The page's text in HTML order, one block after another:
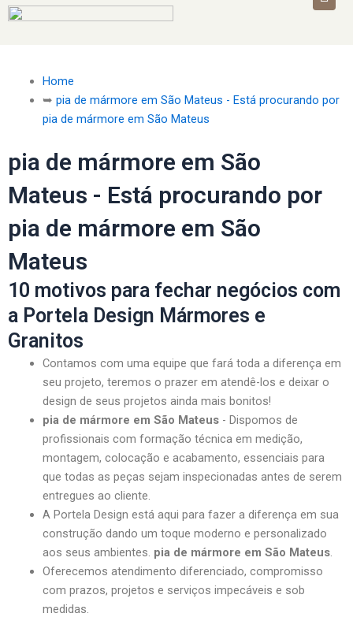
Home
➥ pia de mármore em São Mateus - Está procurando por
pia de mármore em São Mateus
pia de mármore em São
Mateus - Está procurando por
pia de mármore em São
Mateus
10 motivos para fechar negócios com
a Portela Design Mármores e
Granitos
Contamos com uma equipe que fará toda a diferença em
seu projeto, teremos o prazer em atendê-los e deixar o
design de seus projetos ainda mais bonitos!
pia de mármore em São Mateus- Dispomos de
profissionais com formação técnica em medição,
montagem, colocação e acabamento, essenciais para
que todas as peças sejam inspecionadas antes de serem
entregues ao cliente.
A Portela Design está aqui para fazer a diferença em sua
construção dando um toque moderno e personalizado
aos seus ambientes. pia de mármore em São Mateus.
Oferecemos atendimento diferenciado, compromisso
com prazos, projetos e serviços impecáveis e sob
medidas.